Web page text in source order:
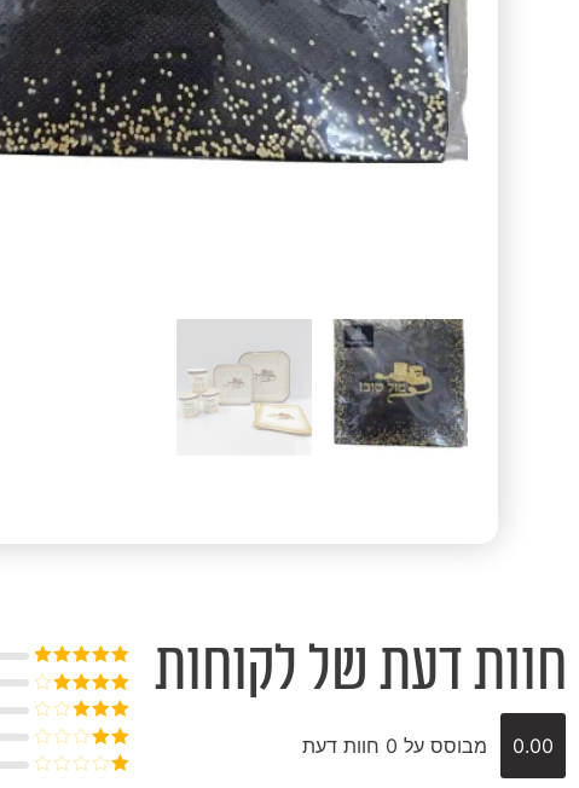
חוות דעת של לקוחות
0.00 מבוסס על 0 חוות דעת
דורג5מתוך
5
דורג4
דורג3
מתוך 5
דורג